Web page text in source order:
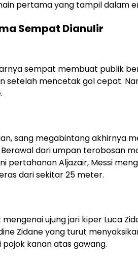
pertama yang tampil dalam
Sempat Dianulir
sempat membuat publik
setelah mencetak gol cepat.
sang megabintang akhirnya
dari umpan terobosan
pertahanan Aljazair, Messi
dari sekitar 25 meter.
ujung jari kiper Luca
Zidane yang turut
kanan atas gawang.